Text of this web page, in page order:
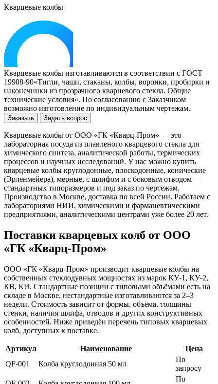
Кварцевые колбы
Кварцевые колбы изготавливаются в соответствии с ГОСТ
19908-90«Тигли, чаши, стаканы, колбы, воронки, пробирки и
наконечники из прозрачного кварцевого стекла. Общие
технические условия». По согласованию с Заказчиком
возможно изготовление по индивидуальным чертежам.
Заказать Задать вопрос
Кварцевые колбы от ООО «ГК «Кварц-Пром» — это
лабораторная посуда из плавленого кварцевого стекла для
химического синтеза, аналитической работы, термических
процессов и научных исследований. У нас можно купить
кварцевые колбы круглодонные, плоскодонные, конические
(Эрленмейера), мерные, с шлифом и с боковым отводом —
стандартных типоразмеров и под заказ по чертежам.
Производство в Москве, доставка по всей России. Работаем с
лабораториями НИИ, химическими и фармацевтическими
предприятиями, аналитическими центрами уже более 20 лет.
Поставки кварцевых колб от ООО
«ГК «Кварц-Пром»
ООО «ГК «Кварц-Пром» производит кварцевые колбы на
собственных стеклодувных мощностях из марок КУ-1, КУ-2,
КВ, КИ. Стандартные позиции с типовыми объёмами есть на
складе в Москве, нестандартные изготавливаются за 2–3
недели. Стоимость зависит от формы, объёма, толщины
стенки, наличия шлифа, отводов и других конструктивных
особенностей. Ниже приведён перечень типовых кварцевых
колб, доступных к поставке.
Артикул Наименование
Цена
QF-001
Колба круглодонная 50 мл
По
запросу
По